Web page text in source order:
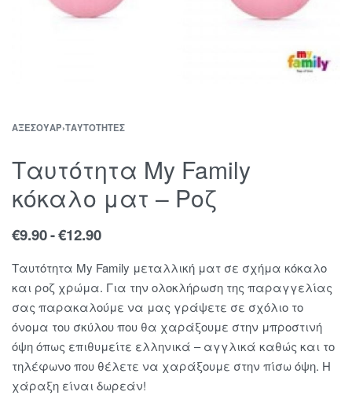
ΑΞΕΣΟΥΆΡ›ΤΑΥΤΌΤΗΤΕΣ
Tαυτότητα Μy Family
κόκαλο ματ – Ροζ
€9.90 €12.90
Ταυτότητα My Family μεταλλική ματ σε σχήμα κόκαλο
και ροζ χρώμα. Για την ολοκλήρωση της παραγγελίας
σας παρακαλούμε να μας γράψετε σε σχόλιο το
όνομα του σκύλου που θα χαράξουμε στην μπροστινή
όψη όπως επιθυμείτε ελληνικά – αγγλικά καθώς και το
τηλέφωνο που θέλετε να χαράξουμε στην πίσω όψη. Η
χάραξη είναι δωρεάν!